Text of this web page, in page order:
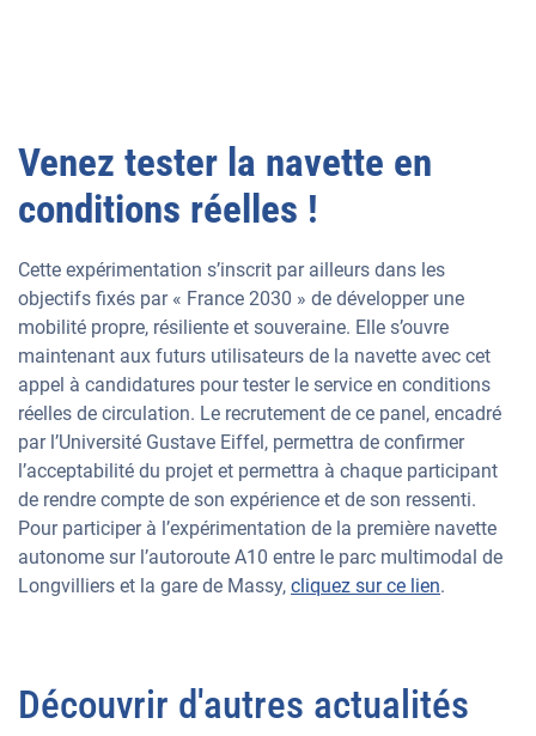
Venez tester la navette en
conditions réelles !
Cette expérimentation s’inscrit par ailleurs dans les
objectifs fixés par « France 2030 » de développer une
mobilité propre, résiliente et souveraine. Elle s’ouvre
maintenant aux futurs utilisateurs de la navette avec cet
appel à candidatures pour tester le service en conditions
réelles de circulation. Le recrutement de ce panel, encadré
par l’Université Gustave Eiffel, permettra de confirmer
l’acceptabilité du projet et permettra à chaque participant
de rendre compte de son expérience et de son ressenti.
Pour participer à l’expérimentation de la première navette
autonome sur l’autoroute A10 entre le parc multimodal de
Longvilliers et la gare de Massy, cliquez sur ce lien.
Découvrir d'autres actualités